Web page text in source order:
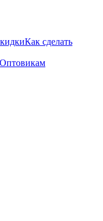
Как сделать
Оптовикам